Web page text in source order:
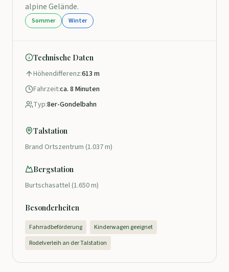
alpine Gelände.
Sommer Winter
Technische Daten
Höhendifferenz:613 m
Fahrzeit:ca. 8 Minuten
Typ:8er-Gondelbahn
Talstation
Brand Ortszentrum (1.037 m)
Bergstation
Burtschasattel (1.650 m)
Besonderheiten
Fahrradbeförderung
Kinderwagen geeignet
Rodelverleih an der Talstation